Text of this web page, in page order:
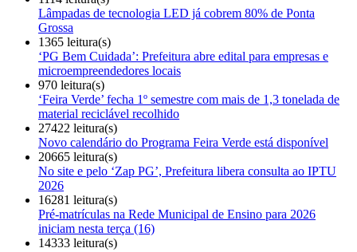
Lâmpadas de tecnologia LED já cobrem 80% de Ponta
Grossa
1365 leitura(s)
‘PG Bem Cuidada’: Prefeitura abre edital para empresas e
microempreendedores locais
970 leitura(s)
‘Feira Verde’ fecha 1º semestre com mais de 1,3 tonelada de
material reciclável recolhido
27422 leitura(s)
Novo calendário do Programa Feira Verde está disponível
20665 leitura(s)
No site e pelo ‘Zap PG’, Prefeitura libera consulta ao IPTU
2026
16281 leitura(s)
Pré-matrículas na Rede Municipal de Ensino para 2026
iniciam nesta terça (16)
14333 leitura(s)